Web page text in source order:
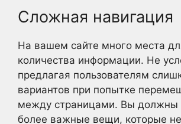
Сложная навигация
На вашем сайте много места
количества информации. Не
предлагая пользователям
вариантов при попытке
между страницами. Вы должны
более важные вещи, которые